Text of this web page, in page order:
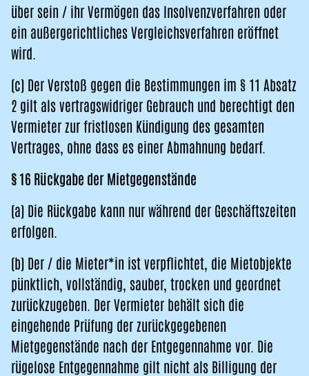
über sein / ihr Vermögen das Insolvenzverfahren oder
ein außergerichtliches Vergleichsverfahren eröffnet
wird.
(c) Der Verstoß gegen die Bestimmungen im § 11 Absatz
2 gilt als vertragswidriger Gebrauch und berechtigt den
Vermieter zur fristlosen Kündigung des gesamten
Vertrages, ohne dass es einer Abmahnung bedarf.
§ 16 Rückgabe der Mietgegenstände
(a) Die Rückgabe kann nur während der Geschäftszeiten
erfolgen.
(b) Der / die Mieter*in ist verpflichtet, die Mietobjekte
pünktlich, vollständig, sauber, trocken und geordnet
zurückzugeben. Der Vermieter behält sich die
eingehende Prüfung der zurückgegebenen
Mietgegenstände nach der Entgegennahme vor. Die
rügelose Entgegennahme gilt nicht als Billigung der